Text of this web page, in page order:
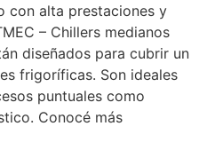
con alta prestaciones y
– Chillers medianos
diseñados para cubrir un
frigoríficas. Son ideales
puntuales como
Conocé más